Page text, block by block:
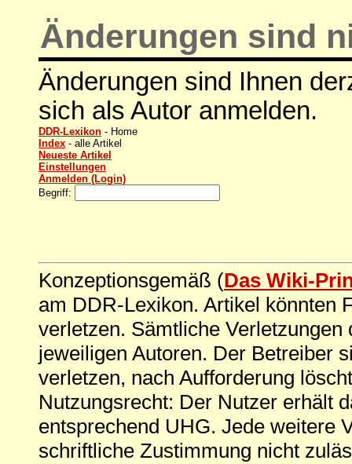
Änderungen sind
Änderungen sind Ihnen
sich als Autor anmelden.
DDR-Lexikon - Home
Index - alle Artikel
Neueste Artikel
Einstellungen
Anmelden (Login)
Begriff:
Konzeptionsgemäß (Das Wiki-
am DDR-Lexikon. Artikel könnten
verletzen. Sämtliche
jeweiligen Autoren. Der Betreiber
verletzen, nach Aufforderung
Nutzungsrecht: Der Nutzer erhält
entsprechend UHG. Jede weitere
schriftliche Zustimmung nicht